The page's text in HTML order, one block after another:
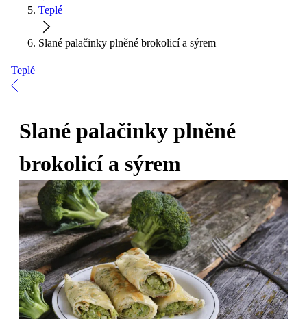
Teplé
Slané palačinky plněné brokolicí a sýrem
Teplé
Slané palačinky plněné
brokolicí a sýrem